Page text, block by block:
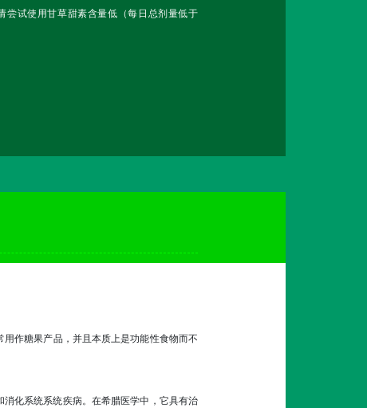
尝试使用甘草甜素含量低（每日总剂量低于
作糖果产品，并且本质上是功能性食物而不
化系统系统疾病。在希腊医学中，它具有治